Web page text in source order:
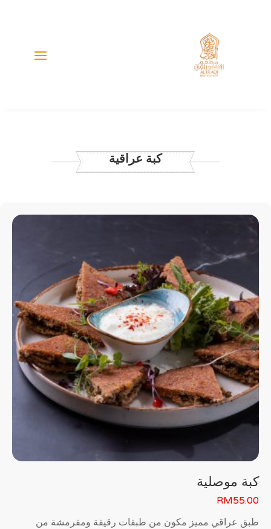
كبة عراقية
كبة موصلية
RM55.00
طبق عراقي مميز مكون من طبقات رقيقة ومقرمشة من